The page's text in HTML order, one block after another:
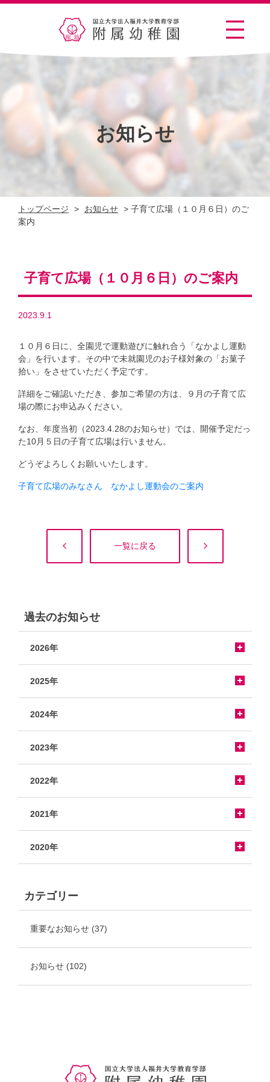
お知らせ
トップページ > お知らせ > 子育て広場（１０月６日）のご
案内
子育て広場（１０月６日）のご案内
2023.9.1
１０月６日に、全園児で運動遊びに触れ合う「なかよし運動
会」を行います。その中で未就園児のお子様対象の「お菓子
拾い」をさせていただく予定です。
詳細をご確認いただき、参加ご希望の方は、９月の子育て広
場の際にお申込みください。
なお、年度当初（2023.4.28のお知らせ）では、開催予定だっ
た10月５日の子育て広場は行いません。
どうぞよろしくお願いいたします。
子育て広場のみなさん なかよし運動会のご案内
一覧に戻る
過去のお知らせ
2026年
2025年
2024年
2023年
2022年
2021年
2020年
カテゴリー
重要なお知らせ (37)
お知らせ (102)